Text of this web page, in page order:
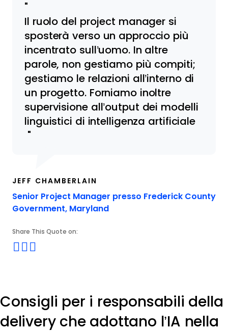
Il ruolo del project manager si
sposterà verso un approccio più
incentrato sull’uomo. In altre
parole, non gestiamo più compiti;
gestiamo le relazioni all’interno di
un progetto. Forniamo inoltre
supervisione all’output dei modelli
linguistici di intelligenza artificiale
Share This Quote on:
Share on Twitter
Share on LinkedIn
JEFF CHAMBERLAIN
Senior Project Manager presso Frederick County
Government, MarylandOpens new window
Consigli per i responsabili della
delivery che adottano l’IA nella